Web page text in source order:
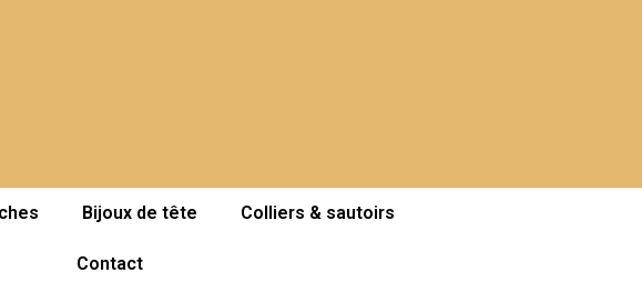
Bijoux de tête Colliers & sautoirs
Contact